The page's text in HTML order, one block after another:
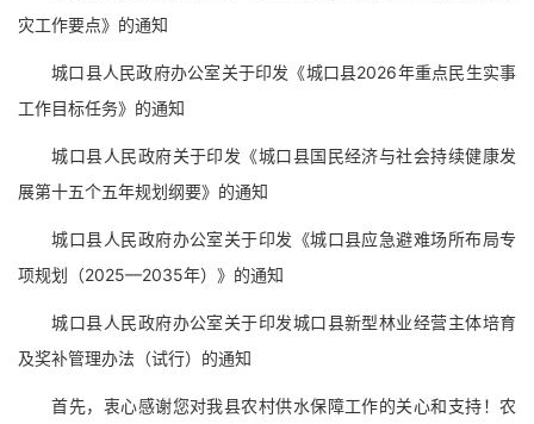
灾工作要点》的通知
城口县人民政府办公室关于印发《城口县2026年重点民生实事
工作目标任务》的通知
城口县人民政府关于印发《城口县国民经济与社会持续健康发
展第十五个五年规划纲要》的通知
城口县人民政府办公室关于印发《城口县应急避难场所布局专
项规划（2025—2035年）》的通知
城口县人民政府办公室关于印发城口县新型林业经营主体培育
及奖补管理办法（试行）的通知
首先，衷心感谢您对我县农村供水保障工作的关心和支持！农